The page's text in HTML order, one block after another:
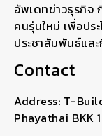
อัพเดทข่าวธุรกิจ
คนรุ่นใหม่ เพื่อป
ประชาสัมพันธ์แล
Contact
Address: T-
Phayathai BKK